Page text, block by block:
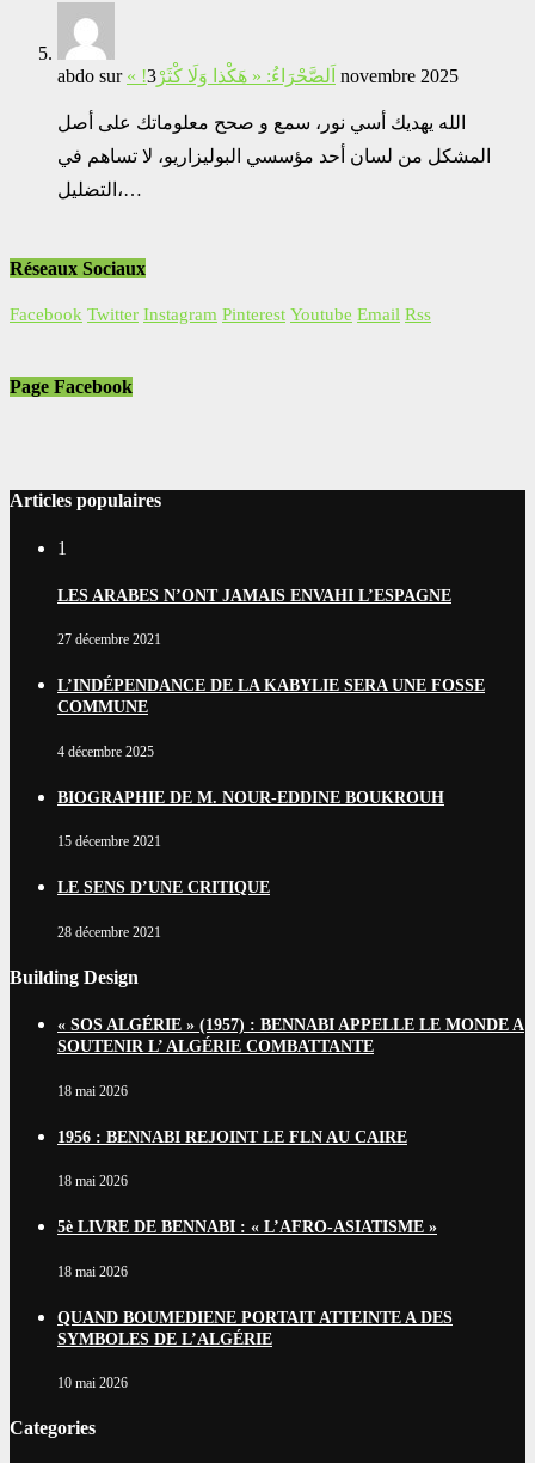
abdo sur « !اَلصَّحْرَاءُ: « هَكْذا وَلَا كْثَرْ 3 novembre 2025
الله يهديك أسي نور، سمع و صحح معلوماتك على أصل
المشكل من لسان أحد مؤسسي البوليزاريو، لا تساهم في
التضليل،…
Réseaux Sociaux
Facebook Twitter Instagram Pinterest Youtube Email Rss
Page Facebook
Articles populaires
1
LES ARABES N’ONT JAMAIS ENVAHI L’ESPAGNE
27 décembre 2021
L’INDÉPENDANCE DE LA KABYLIE SERA UNE FOSSE
COMMUNE
4 décembre 2025
BIOGRAPHIE DE M. NOUR-EDDINE BOUKROUH
15 décembre 2021
LE SENS D’UNE CRITIQUE
28 décembre 2021
Building Design
« SOS ALGÉRIE » (1957) : BENNABI APPELLE LE MONDE A
SOUTENIR L’ ALGÉRIE COMBATTANTE
18 mai 2026
1956 : BENNABI REJOINT LE FLN AU CAIRE
18 mai 2026
5è LIVRE DE BENNABI : « L’AFRO-ASIATISME »
18 mai 2026
QUAND BOUMEDIENE PORTAIT ATTEINTE A DES
SYMBOLES DE L’ALGÉRIE
10 mai 2026
Categories